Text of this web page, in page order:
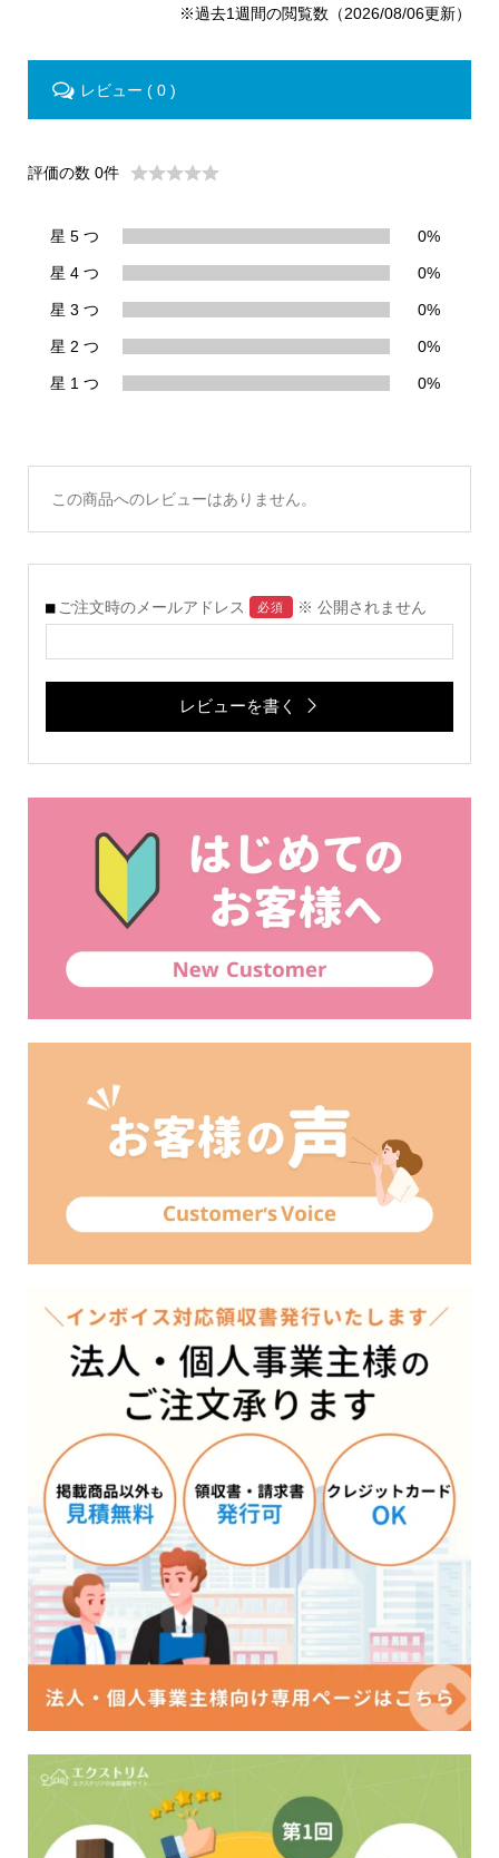
※過去1週間の閲覧数（2026/08/06更新）
レビュー ( 0 )
評価の数 0件
星 5 つ 0%
星 4 つ 0%
星 3 つ 0%
星 2 つ 0%
星 1 つ 0%
この商品へのレビューはありません。
ご注文時のメールアドレス 必須 ※ 公開されません
レビューを書く